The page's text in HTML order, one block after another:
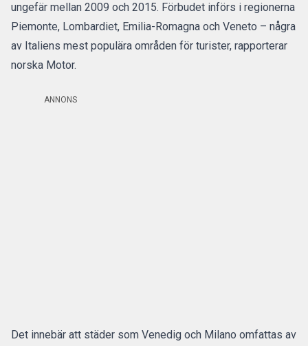
ungefär mellan 2009 och 2015. Förbudet införs i regionerna
Piemonte, Lombardiet, Emilia-Romagna och Veneto – några
av Italiens mest populära områden för turister, rapporterar
norska Motor.
ANNONS
Det innebär att städer som Venedig och Milano omfattas av